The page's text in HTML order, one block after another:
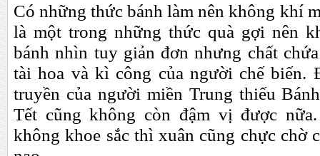
Có những thức bánh làm nên không khí
là một trong những thức quà gợi nên
bánh nhìn tuy giản đơn nhưng chất
tài hoa và kì công của người chế biến.
truyền của người miền Trung thiếu
Tết cũng không còn đậm vị được
không khoe sắc thì xuân cũng chực chờ